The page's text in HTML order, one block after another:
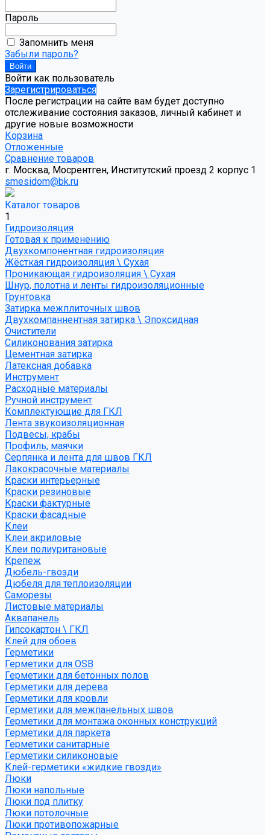
Пароль
Запомнить меня
Забыли пароль?
Войти как пользователь
Зарегистрироваться
После регистрации на сайте вам будет доступно
отслеживание состояния заказов, личный кабинет и
другие новые возможности
Корзина
Отложенные
Сравнение товаров
г. Москва, Мосрентген, Институтский проезд 2 корпус 1
smesidom@bk.ru
Каталог товаров
1
Гидроизоляция
Готовая к применению
Двухкомпонентная гидроизоляция
Жёсткая гидроизоляция \ Сухая
Проникающая гидроизоляция \ Сухая
Шнур, полотна и ленты гидроизоляционные
Грунтовка
Затирка межплиточных швов
Двухкомпаннентная затирка \ Эпоксидная
Очистители
Силиконования затирка
Цементная затирка
Латексная добавка
Инструмент
Расходные материалы
Ручной инструмент
Комплектующие для ГКЛ
Лента звукоизоляционная
Подвесы, крабы
Профиль, маячки
Серпянка и лента для швов ГКЛ
Лакокрасочные материалы
Краски интерьерные
Краски резиновые
Краски фактурные
Краски фасадные
Клеи
Клеи акриловые
Клеи полиуритановые
Крепеж
Дюбель-гвозди
Дюбеля для теплоизоляции
Саморезы
Листовые материалы
Аквапанель
Гипсокартон \ ГКЛ
Клей для обоев
Герметики
Герметики для OSB
Герметики для бетонных полов
Герметики для дерева
Герметики для кровли
Герметики для межпанельных швов
Герметики для монтажа оконных конструкций
Герметики для паркета
Герметики санитарные
Герметики силиконовые
Клей-герметики «жидкие гвозди»
Люки
Люки напольные
Люки под плитку
Люки потолочные
Люки противопожарные